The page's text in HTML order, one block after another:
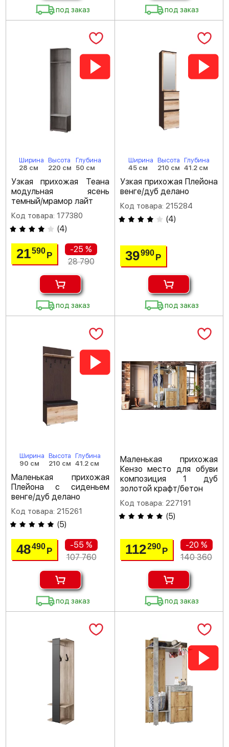
под заказ под заказ
Ширина
28 см
Высота
220 см
Глубина
50 см
Узкая прихожая Теана
модульная ясень
темный/мрамор лайт
Код товара: 177380
(4)
21590 Р
-25 %
28 790
под заказ
Ширина
45 см
Высота
210 см
Глубина
41.2 см
Узкая прихожая Плейона
венге/дуб делано
Код товара: 215284
(4)
39990 Р
под заказ
Ширина
90 см
Высота
210 см
Глубина
41.2 см
Маленькая прихожая
Плейона с сиденьем
венге/дуб делано
Код товара: 215261
(5)
48490 Р
-55 %
107 760
под заказ
Маленькая прихожая
Кензо место для обуви
композиция 1 дуб
золотой крафт/бетон
Код товара: 227191
(5)
112290 Р
-20 %
140 360
под заказ